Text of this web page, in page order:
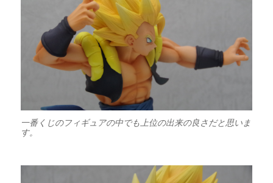
一番くじのフィギュアの中でも上位の出来の良さだと思いま
す。